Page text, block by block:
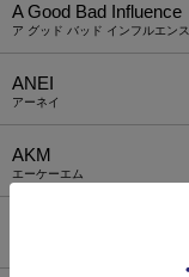
A Good Bad Influence
ア グッド バッド インフルエンス
ANEI
アーネイ
AKM
エーケーエム